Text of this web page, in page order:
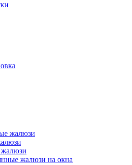
жалюзи
жалюзи на окна